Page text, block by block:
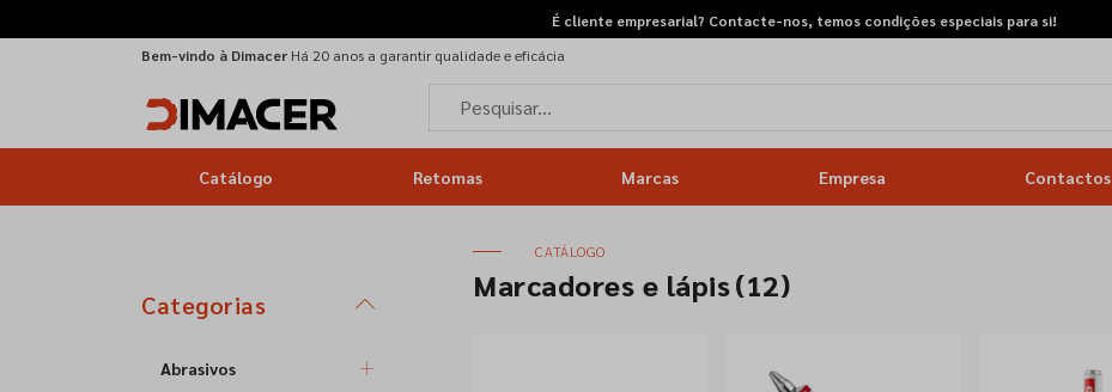
É cliente empresarial? Contacte-nos, temos condições especiais para si!
Bem-vindo à Dimacer Há 20 anos a garantir qualidade e eficácia
Catálogo Retomas Marcas Empresa Contactos
CATÁLOGO
Marcadores e lápis(12)
Categorias
Abrasivos